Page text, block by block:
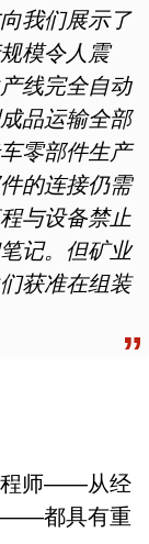
我们展示了
模令人震
线完全自动
品运输全部
零部件生产
的连接仍需
与设备禁止
记。但矿业
获准在组装
程师——从经
——都具有重